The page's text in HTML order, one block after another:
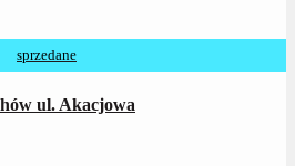
sprzedane
ul. Akacjowa